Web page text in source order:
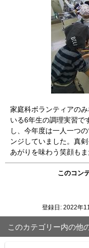
家庭科ボランティアの
いる6年生の調理実習で
し、今年度は一人一つ
ンジしていました。真
あがりを味わう笑顔もま
このコン
登録日: 2022年
このカテゴリー内の他